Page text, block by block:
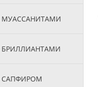
МУАССАНИТАМИ
БРИЛЛИАНТАМИ
САПФИРОМ